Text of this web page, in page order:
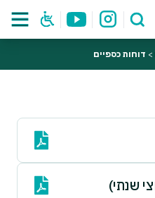
> דוחות כספיים